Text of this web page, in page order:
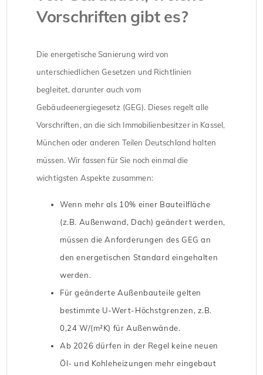
Vorschriften gibt es?
Die energetische Sanierung wird von
unterschiedlichen Gesetzen und Richtlinien
begleitet, darunter auch vom
Gebäudeenergiegesetz (GEG). Dieses regelt alle
Vorschriften, an die sich Immobilienbesitzer in Kassel,
München oder anderen Teilen Deutschland halten
müssen. Wir fassen für Sie noch einmal die
wichtigsten Aspekte zusammen:
Wenn mehr als 10% einer Bauteilfläche
(z.B. Außenwand, Dach) geändert werden,
müssen die Anforderungen des GEG an
den energetischen Standard eingehalten
werden.
Für geänderte Außenbauteile gelten
bestimmte U-Wert-Höchstgrenzen, z.B.
0,24 W/(m²K) für Außenwände.
Ab 2026 dürfen in der Regel keine neuen
Öl- und Kohleheizungen mehr eingebaut